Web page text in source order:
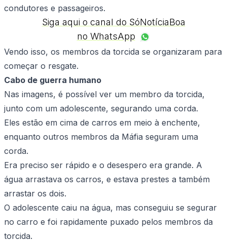
condutores e passageiros.
Siga aqui o canal do SóNotíciaBoa
no WhatsApp
Vendo isso, os membros da torcida se organizaram para
começar o resgate.
Cabo de guerra humano
Nas imagens, é possível ver um membro da torcida,
junto com um adolescente, segurando uma corda.
Eles estão em cima de carros em meio à enchente,
enquanto outros membros da Máfia seguram uma
corda.
Era preciso ser rápido e o desespero era grande. A
água arrastava os carros, e estava prestes a também
arrastar os dois.
O adolescente caiu na água, mas conseguiu se segurar
no carro e foi rapidamente puxado pelos membros da
torcida.